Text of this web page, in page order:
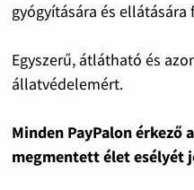
gyógyítására és
Egyszerű, átlátható és
állatvédelemért.
Minden PayPalon érkező
megmentett élet esélyét